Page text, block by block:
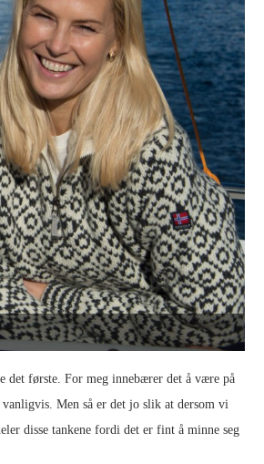
det første. For meg innebærer det å være på
Men så er det jo slik at dersom vi
disse tankene fordi det er fint å minne seg